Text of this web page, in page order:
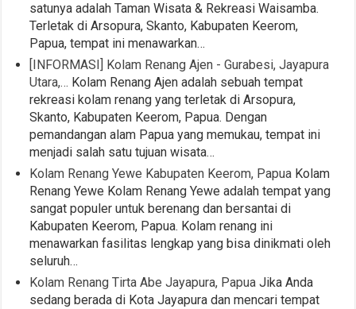
satunya adalah Taman Wisata & Rekreasi Waisamba.
Terletak di Arsopura, Skanto, Kabupaten Keerom,
Papua, tempat ini menawarkan…
[INFORMASI] Kolam Renang Ajen - Gurabesi, Jayapura
Utara,… Kolam Renang Ajen adalah sebuah tempat
rekreasi kolam renang yang terletak di Arsopura,
Skanto, Kabupaten Keerom, Papua. Dengan
pemandangan alam Papua yang memukau, tempat ini
menjadi salah satu tujuan wisata…
Kolam Renang Yewe Kabupaten Keerom, Papua Kolam
Renang Yewe Kolam Renang Yewe adalah tempat yang
sangat populer untuk berenang dan bersantai di
Kabupaten Keerom, Papua. Kolam renang ini
menawarkan fasilitas lengkap yang bisa dinikmati oleh
seluruh…
Kolam Renang Tirta Abe Jayapura, Papua Jika Anda
sedang berada di Kota Jayapura dan mencari tempat